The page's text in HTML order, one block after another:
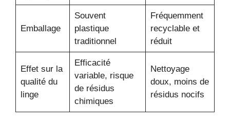
Emballage
Souvent
plastique
traditionnel
Fréquemment
recyclable et
réduit
Effet sur la
qualité du
linge
Efficacité
variable, risque
de résidus
chimiques
Nettoyage
doux, moins de
résidus nocifs